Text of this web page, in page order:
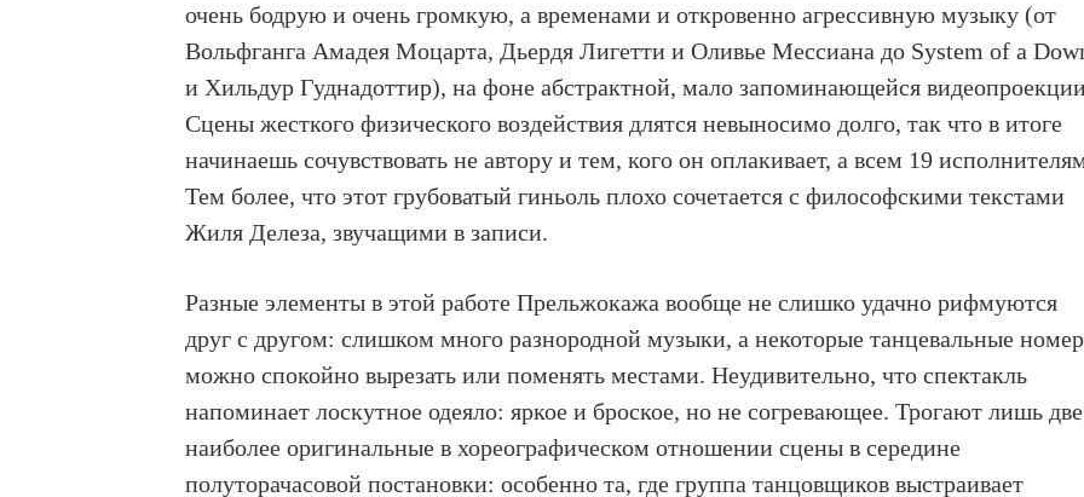
очень бодрую и очень громкую, а временами и откровенно агрессивную музыку (от
Вольфганга Амадея Моцарта, Дьердя Лигетти и Оливье Мессиана до System of a
и Хильдур Гуднадоттир), на фоне абстрактной, мало запоминающейся
Сцены жесткого физического воздействия длятся невыносимо долго, так что в итоге
начинаешь сочувствовать не автору и тем, кого он оплакивает, а всем 19
Тем более, что этот грубоватый гиньоль плохо сочетается с философскими текстами
Жиля Делеза, звучащими в записи.
Разные элементы в этой работе Прельжокажа вообще не слишко удачно рифмуются
друг с другом: слишком много разнородной музыки, а некоторые танцевальные
можно спокойно вырезать или поменять местами. Неудивительно, что спектакль
напоминает лоскутное одеяло: яркое и броское, но не согревающее. Трогают лишь
наиболее оригинальные в хореографическом отношении сцены в середине
полуторачасовой постановки: особенно та, где группа танцовщиков выстраивает